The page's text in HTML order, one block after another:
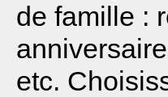
de famille :
etc.